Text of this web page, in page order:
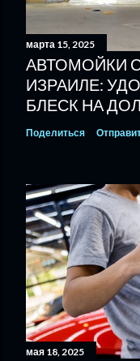
марта 15, 2025
АВТОМОЙКИ
ИЗРАИЛЕ:
БЛЕСК НА
Поделиться
мая 18, 2025